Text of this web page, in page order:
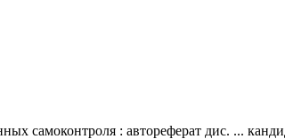
самоконтроля : автореферат дис. ...